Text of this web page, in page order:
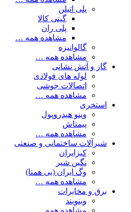
پلی اتیلن
گیتی کالا
پلی ران
مشاهده همه …
گالوانیزه
مشاهده همه …
گاز و آتش نشانی
لوله های فولادی
اتصالات جوشی
مشاهده همه …
استخری
وینو هیدروپول
پیمتاش
مشاهده همه …
شیرآلات ساختمانی و صنعتی
کیزایران
نگین شیر
وگ ایران (بی همتا)
مشاهده همه …
برق و مخابرات
وینوبند